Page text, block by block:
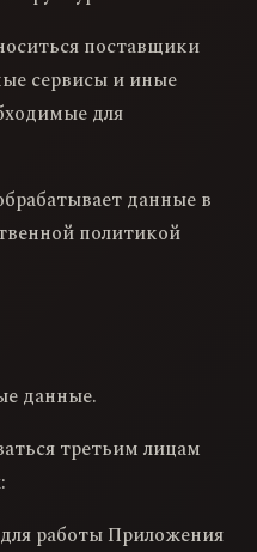
поставщики
сервисы и иные
для
данные в
политикой
данные.
третьим лицам
работы Приложения